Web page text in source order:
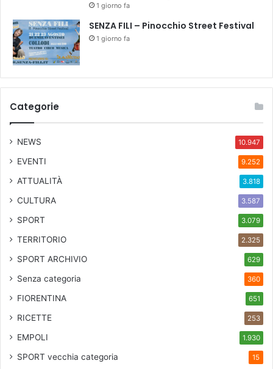
1 giorno fa
SENZA FILI – Pinocchio Street Festival
1 giorno fa
Categorie
NEWS 10.947
EVENTI 9.252
ATTUALITÀ 3.818
CULTURA 3.587
SPORT 3.079
TERRITORIO 2.325
SPORT ARCHIVIO 629
Senza categoria 360
FIORENTINA 651
RICETTE 253
EMPOLI 1.930
SPORT vecchia categoria 15